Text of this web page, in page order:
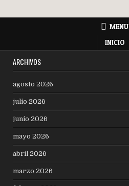
MENU
INICIO
ARCHIVOS
agosto 2026
julio 2026
junio 2026
mayo 2026
abril 2026
marzo 2026